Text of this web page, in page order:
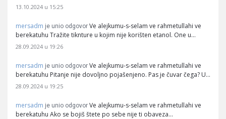
13.10.2024 u 15:25
mersadm je unio odgovor Ve alejkumu-s-selam ve rahmetullahi ve
berekatuhu Tražite tiknture u kojim nije korišten etanol. One u…
28.09.2024 u 19:26
mersadm je unio odgovor Ve alejkumu-s-selam ve rahmetullahi ve
berekatuhu Pitanje nije dovoljno pojašenjeno. Pas je čuvar čega? U…
28.09.2024 u 19:25
mersadm je unio odgovor Ve alejkumu-s-selam ve rahmetullahi ve
berekatuhu Ako se bojiš štete po sebe nije ti obaveza…